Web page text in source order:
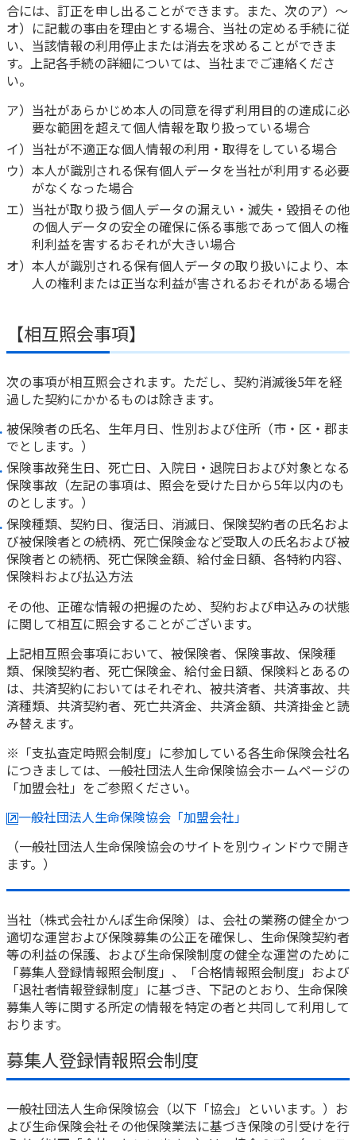
合には、訂正を申し出ることができます。また、次のア）～
オ）に記載の事由を理由とする場合、当社の定める手続に従
い、当該情報の利用停止または消去を求めることができま
す。上記各手続の詳細については、当社までご連絡くださ
い。
ア）当社があらかじめ本人の同意を得ず利用目的の達成に必
要な範囲を超えて個人情報を取り扱っている場合
イ）当社が不適正な個人情報の利用・取得をしている場合
ウ）本人が識別される保有個人データを当社が利用する必要
がなくなった場合
エ）当社が取り扱う個人データの漏えい・滅失・毀損その他
の個人データの安全の確保に係る事態であって個人の権
利利益を害するおそれが大きい場合
オ）本人が識別される保有個人データの取り扱いにより、本
人の権利または正当な利益が害されるおそれがある場合
【相互照会事項】
次の事項が相互照会されます。ただし、契約消滅後5年を経
過した契約にかかるものは除きます。
被保険者の氏名、生年月日、性別および住所（市・区・郡ま
でとします。）
保険事故発生日、死亡日、入院日・退院日および対象となる
保険事故（左記の事項は、照会を受けた日から5年以内のも
のとします。）
保険種類、契約日、復活日、消滅日、保険契約者の氏名およ
び被保険者との続柄、死亡保険金など受取人の氏名および被
保険者との続柄、死亡保険金額、給付金日額、各特約内容、
保険料および払込方法
その他、正確な情報の把握のため、契約および申込みの状態
に関して相互に照会することがございます。
上記相互照会事項において、被保険者、保険事故、保険種
類、保険契約者、死亡保険金、給付金日額、保険料とあるの
は、共済契約においてはそれぞれ、被共済者、共済事故、共
済種類、共済契約者、死亡共済金、共済金額、共済掛金と読
み替えます。
※「支払査定時照会制度」に参加している各生命保険会社名
につきましては、一般社団法人生命保険協会ホームページの
「加盟会社」をご参照ください。
一般社団法人生命保険協会「加盟会社」
（一般社団法人生命保険協会のサイトを別ウィンドウで開き
ます。）
当社（株式会社かんぽ生命保険）は、会社の業務の健全かつ
適切な運営および保険募集の公正を確保し、生命保険契約者
等の利益の保護、および生命保険制度の健全な運営のために
「募集人登録情報照会制度」、「合格情報照会制度」および
「退社者情報登録制度」に基づき、下記のとおり、生命保険
募集人等に関する所定の情報を特定の者と共同して利用して
おります。
募集人登録情報照会制度
一般社団法人生命保険協会（以下「協会」といいます。）お
よび生命保険会社その他保険業法に基づき保険の引受けを行